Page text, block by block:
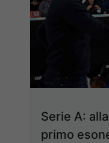
Serie A:
primo